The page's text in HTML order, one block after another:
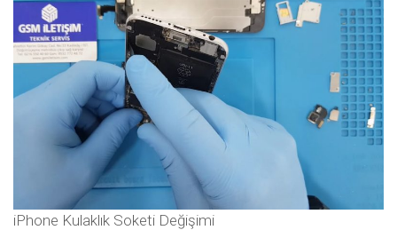
iPhone Kulaklık Soketi Değişimi